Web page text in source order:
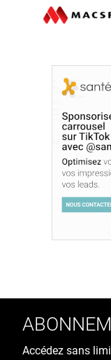
Accédez sans